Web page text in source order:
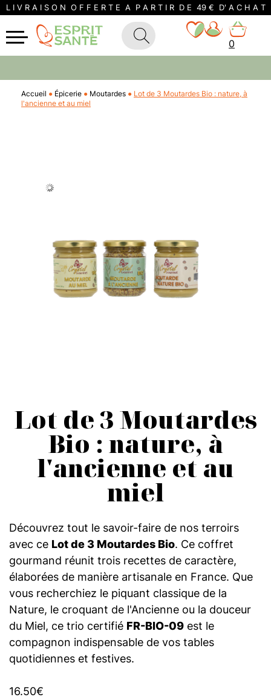
L I V R A I S O N O F F E R T E A P A R T I R D E 49 € D' A C H A T
0
Accueil Épicerie Moutardes
Lot de 3 Moutardes Bio : nature, à
l'ancienne et au miel
Lot de 3 Moutardes
Bio : nature, à
l'ancienne et au
miel
Découvrez tout le savoir-faire de nos terroirs
avec ce Lot de 3 Moutardes Bio. Ce coffret
gourmand réunit trois recettes de caractère,
élaborées de manière artisanale en France. Que
vous recherchiez le piquant classique de la
Nature, le croquant de l'Ancienne ou la douceur
du Miel, ce trio certifié FR-BIO-09 est le
compagnon indispensable de vos tables
quotidiennes et festives.
16.50€